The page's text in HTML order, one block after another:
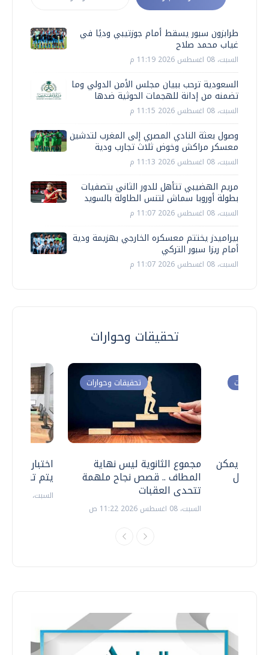
طرابزون سبور يسقط أمام جوزتيبي وديًا في
غياب محمد صلاح
السبت، 08 اغسطس 2026 11:19 م
السعودية ترحب ببيان مجلس الأمن الدولي وما
تضمنه من إدانة للهجمات الحوثية ضدها
السبت، 08 اغسطس 2026 11:15 م
وصول بعثة النادي المصري إلى المغرب لتدشين
معسكر مراكش وخوض ثلاث تجارب ودية
السبت، 08 اغسطس 2026 11:13 م
مريم الهضيبي تتأهل للدور الثاني بتصفيات
بطولة أوروبا سماش لتنس الطاولة بالسويد
السبت، 08 اغسطس 2026 11:07 م
بيراميدز يختتم معسكره الخارجي بهزيمة ودية
أمام ريزا سبور التركي
السبت، 08 اغسطس 2026 11:07 م
تحقيقات وحوارات
اختبارات
يتم
السبت، 18 يوليو 2026 09:22 ص
تحقيقات وحوارات
مجموع الثانوية ليس نهاية
المطاف .. قصص نجاح ملهمة
تتحدى العقبات
السبت، 08 اغسطس 2026 11:22 ص
وحوارات
.. هل يمكن
نتعامل